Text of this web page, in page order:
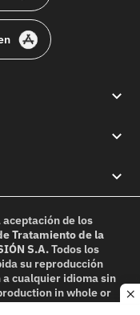
de los
Tratamiento de la
S.A.Todos los
su reproducción
cualquier idioma sin
in whole or
permission is